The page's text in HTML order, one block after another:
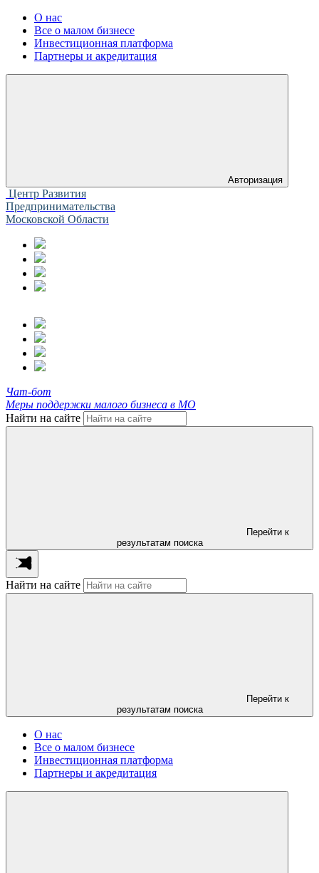
О нас
Все о малом бизнесе
Инвестиционная платформа
Партнеры и акредитация
Авторизация
Центр Развития
Предпринимательства
Московской Области
Чат-бот
Меры поддержки малого бизнеса в МО
Найти на сайте
Перейти к
результатам поиска
Найти на сайте
Перейти к
результатам поиска
О нас
Все о малом бизнесе
Инвестиционная платформа
Партнеры и акредитация